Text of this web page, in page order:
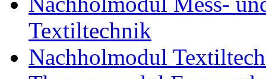
Textiltechnik
Nachholmodul